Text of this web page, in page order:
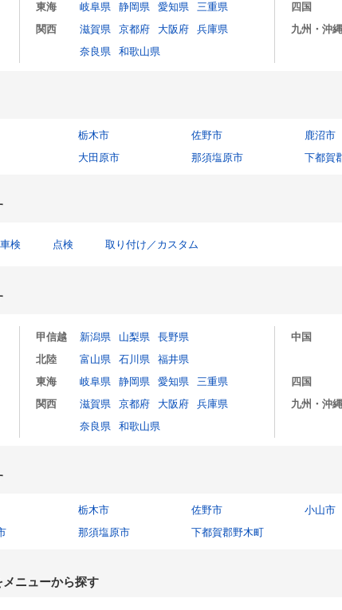
東海
岐阜県 静岡県 愛知県
三重県
関西
滋賀県 京都府 大阪府
兵庫県
奈良県
和歌山県
四国
九州・沖縄
栃木市 佐野市
鹿沼市
大田原市 那須塩原市 下都賀
車検 点検 取り付け／カスタム
甲信越 新潟県 山梨県
長野県
北陸
富山県 石川県
福井県
東海
岐阜県 静岡県 愛知県
三重県
関西
滋賀県 京都府 大阪府
兵庫県
奈良県
和歌山県
中国
四国
九州・沖縄
栃木市 佐野市
小山市
那須塩原市 下都賀郡野木町
ニューから探す